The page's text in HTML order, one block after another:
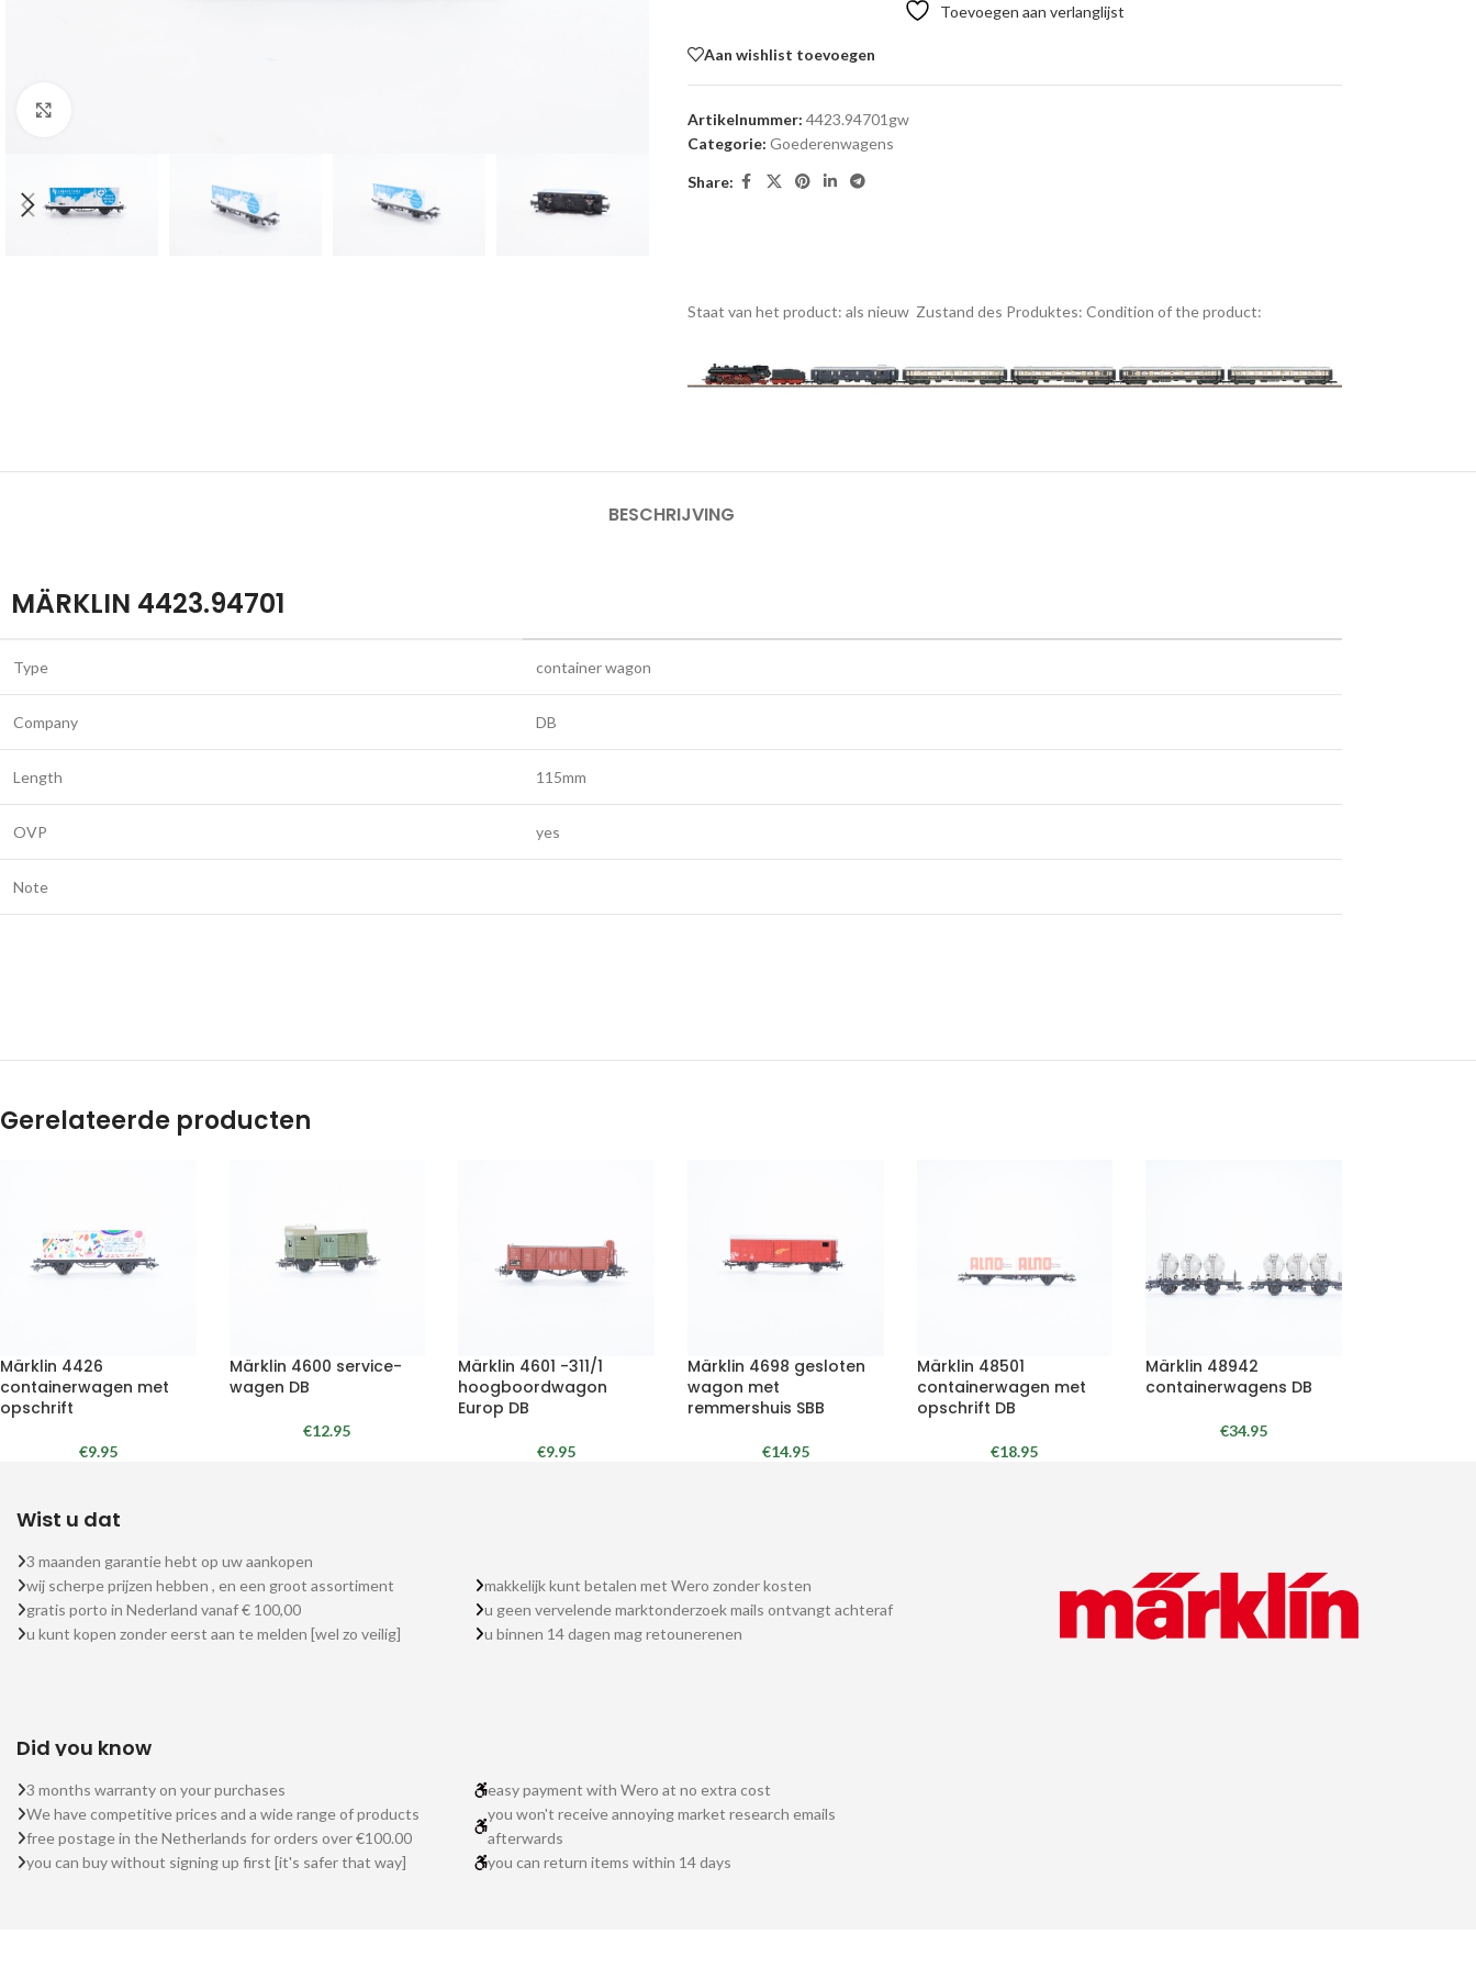
Toevoegen aan verlanglijst
Aan wishlist toevoegen
Artikelnummer: 4423.94701gw
Categorie: Goederenwagens
Share:
Staat van het product: als nieuw Zustand des Produktes: Condition of the product:
BESCHRIJVING
MÄRKLIN 4423.94701
Type container wagon
Company DB
Length 115mm
OVP yes
Note
Gerelateerde producten
Märklin 4426
containerwagen met
opschrift
€9.95
Märklin 4600 service-
wagen DB
€12.95
Märklin 4601 -311/1
hoogboordwagon
Europ DB
€9.95
Märklin 4698 gesloten
wagon met
remmershuis SBB
€14.95
Märklin 48501
containerwagen met
opschrift DB
€18.95
Märklin 48942
containerwagens DB
€34.95
Wist u dat
3 maanden garantie hebt op uw aankopen
wij scherpe prijzen hebben , en een groot assortiment
gratis porto in Nederland vanaf € 100,00
u kunt kopen zonder eerst aan te melden [wel zo veilig]
makkelijk kunt betalen met Wero zonder kosten
u geen vervelende marktonderzoek mails ontvangt achteraf
u binnen 14 dagen mag retounerenen
Did you know
3 months warranty on your purchases
We have competitive prices and a wide range of products
free postage in the Netherlands for orders over €100.00
you can buy without signing up first [it's safer that way]
easy payment with Wero at no extra cost
you won't receive annoying market research emails
afterwards
you can return items within 14 days